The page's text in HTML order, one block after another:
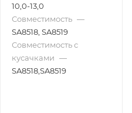
10,0-13,0
Совместимость —
SA8518, SA8519
Совместимость с
кусачками —
SA8518,SA8519